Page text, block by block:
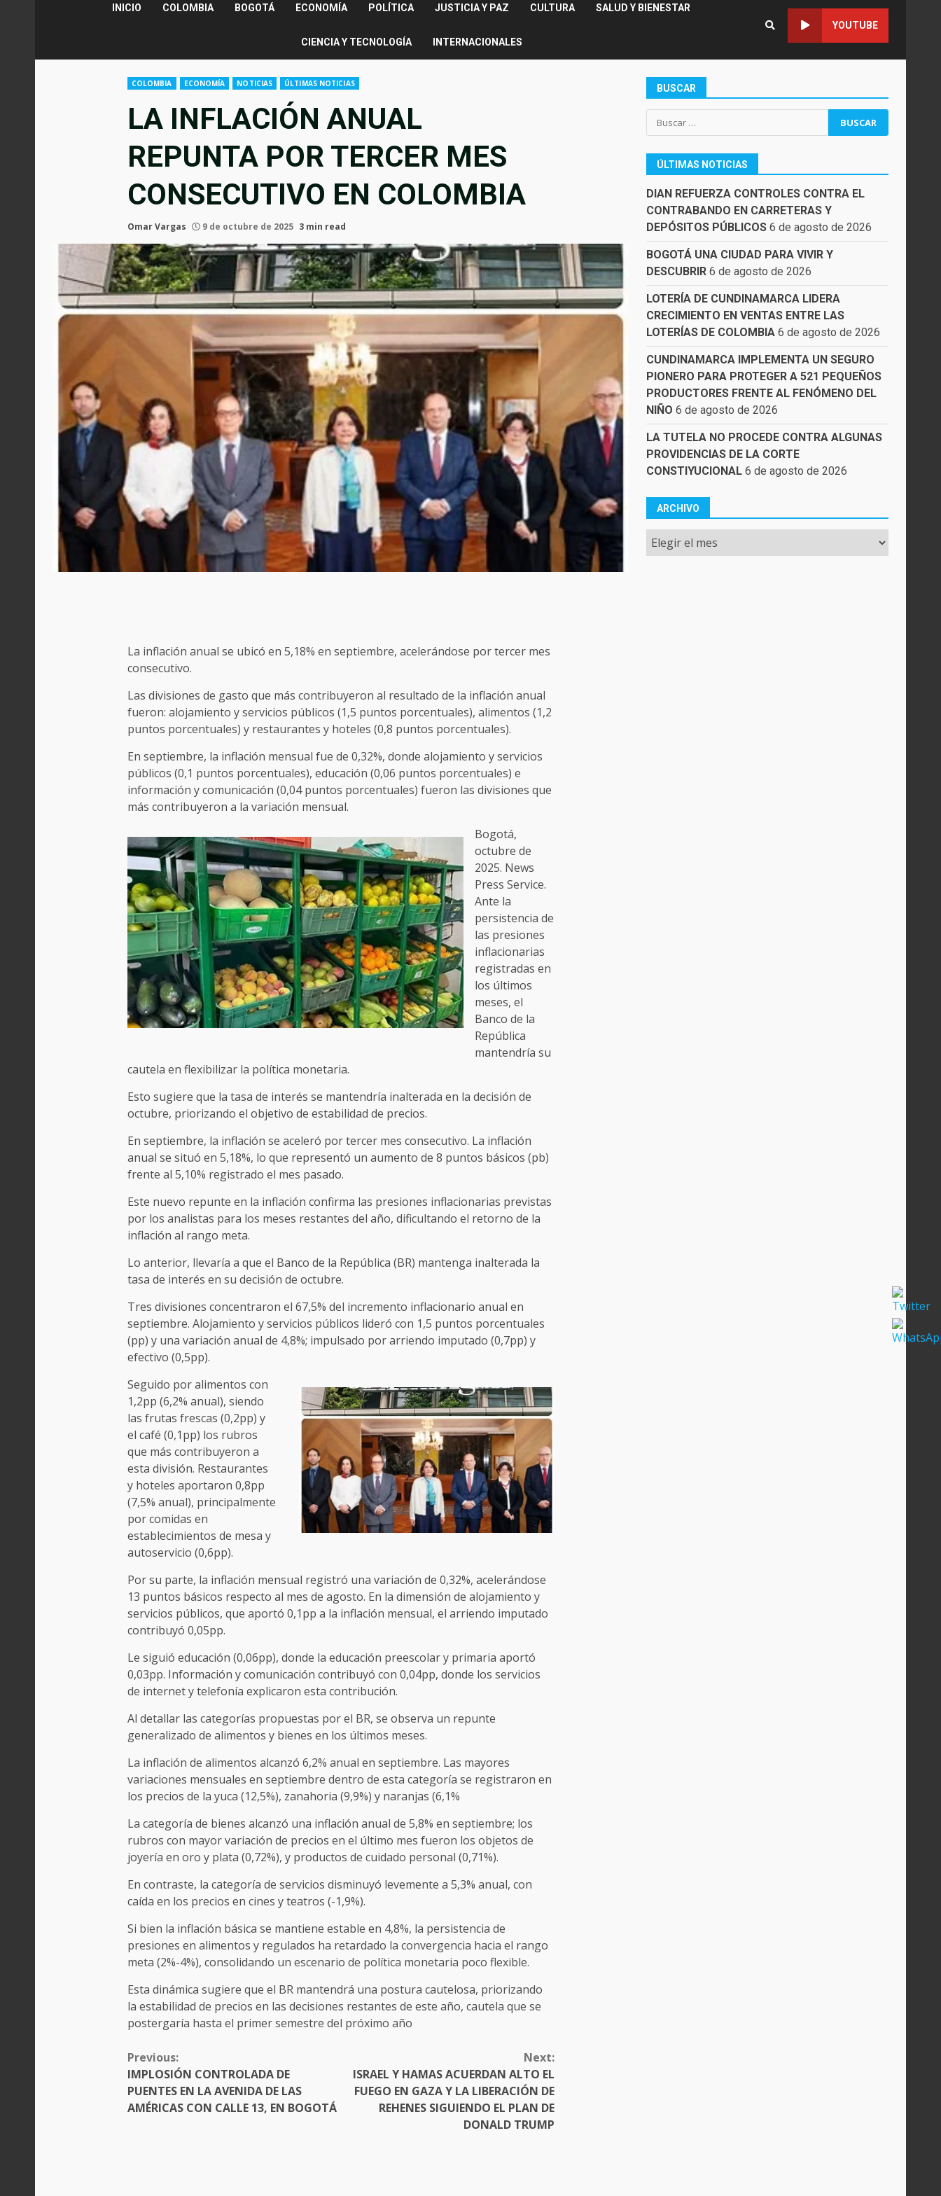
INICIO COLOMBIA BOGOTÁ ECONOMÍA POLÍTICA JUSTICIA Y PAZ CULTURA SALUD Y BIENESTAR
CIENCIA Y TECNOLOGÍA INTERNACIONALES
YOUTUBE
COLOMBIA ECONOMÍA NOTICIAS ÚLTIMAS NOTICIAS
LA INFLACIÓN ANUAL
REPUNTA POR TERCER MES
CONSECUTIVO EN COLOMBIA
Omar Vargas 9 de octubre de 2025 3 min read
La inflación anual se ubicó en 5,18% en septiembre, acelerándose por tercer mes
consecutivo.
Las divisiones de gasto que más contribuyeron al resultado de la inflación anual
fueron: alojamiento y servicios públicos (1,5 puntos porcentuales), alimentos (1,2
puntos porcentuales) y restaurantes y hoteles (0,8 puntos porcentuales).
En septiembre, la inflación mensual fue de 0,32%, donde alojamiento y servicios
públicos (0,1 puntos porcentuales), educación (0,06 puntos porcentuales) e
información y comunicación (0,04 puntos porcentuales) fueron las divisiones que
más contribuyeron a la variación mensual.
Bogotá,
octubre de
2025. News
Press Service.
Ante la
persistencia de
las presiones
inflacionarias
registradas en
los últimos
meses, el
Banco de la
República
mantendría su
cautela en flexibilizar la política monetaria.
Esto sugiere que la tasa de interés se mantendría inalterada en la decisión de
octubre, priorizando el objetivo de estabilidad de precios.
En septiembre, la inflación se aceleró por tercer mes consecutivo. La inflación
anual se situó en 5,18%, lo que representó un aumento de 8 puntos básicos (pb)
frente al 5,10% registrado el mes pasado.
Este nuevo repunte en la inflación confirma las presiones inflacionarias previstas
por los analistas para los meses restantes del año, dificultando el retorno de la
inflación al rango meta.
Lo anterior, llevaría a que el Banco de la República (BR) mantenga inalterada la
tasa de interés en su decisión de octubre.
Tres divisiones concentraron el 67,5% del incremento inflacionario anual en
septiembre. Alojamiento y servicios públicos lideró con 1,5 puntos porcentuales
(pp) y una variación anual de 4,8%; impulsado por arriendo imputado (0,7pp) y
efectivo (0,5pp).
Seguido por alimentos con
1,2pp (6,2% anual), siendo
las frutas frescas (0,2pp) y
el café (0,1pp) los rubros
que más contribuyeron a
esta división. Restaurantes
y hoteles aportaron 0,8pp
(7,5% anual), principalmente
por comidas en
establecimientos de mesa y
autoservicio (0,6pp).
Por su parte, la inflación mensual registró una variación de 0,32%, acelerándose
13 puntos básicos respecto al mes de agosto. En la dimensión de alojamiento y
servicios públicos, que aportó 0,1pp a la inflación mensual, el arriendo imputado
contribuyó 0,05pp.
Le siguió educación (0,06pp), donde la educación preescolar y primaria aportó
0,03pp. Información y comunicación contribuyó con 0,04pp, donde los servicios
de internet y telefonía explicaron esta contribución.
Al detallar las categorías propuestas por el BR, se observa un repunte
generalizado de alimentos y bienes en los últimos meses.
La inflación de alimentos alcanzó 6,2% anual en septiembre. Las mayores
variaciones mensuales en septiembre dentro de esta categoría se registraron en
los precios de la yuca (12,5%), zanahoria (9,9%) y naranjas (6,1%
La categoría de bienes alcanzó una inflación anual de 5,8% en septiembre; los
rubros con mayor variación de precios en el último mes fueron los objetos de
joyería en oro y plata (0,72%), y productos de cuidado personal (0,71%).
En contraste, la categoría de servicios disminuyó levemente a 5,3% anual, con
caída en los precios en cines y teatros (-1,9%).
Si bien la inflación básica se mantiene estable en 4,8%, la persistencia de
presiones en alimentos y regulados ha retardado la convergencia hacia el rango
meta (2%-4%), consolidando un escenario de política monetaria poco flexible.
Esta dinámica sugiere que el BR mantendrá una postura cautelosa, priorizando
la estabilidad de precios en las decisiones restantes de este año, cautela que se
postergaría hasta el primer semestre del próximo año
CONTINUE
READING
Previous:
IMPLOSIÓN CONTROLADA DE
PUENTES EN LA AVENIDA DE LAS
AMÉRICAS CON CALLE 13, EN BOGOTÁ
Next:
ISRAEL Y HAMAS ACUERDAN ALTO EL
FUEGO EN GAZA Y LA LIBERACIÓN DE
REHENES SIGUIENDO EL PLAN DE
DONALD TRUMP
BUSCAR
Buscar:
ÚLTIMAS NOTICIAS
DIAN REFUERZA CONTROLES CONTRA EL
CONTRABANDO EN CARRETERAS Y
DEPÓSITOS PÚBLICOS 6 de agosto de 2026
BOGOTÁ UNA CIUDAD PARA VIVIR Y
DESCUBRIR 6 de agosto de 2026
LOTERÍA DE CUNDINAMARCA LIDERA
CRECIMIENTO EN VENTAS ENTRE LAS
LOTERÍAS DE COLOMBIA 6 de agosto de 2026
CUNDINAMARCA IMPLEMENTA UN SEGURO
PIONERO PARA PROTEGER A 521 PEQUEÑOS
PRODUCTORES FRENTE AL FENÓMENO DEL
NIÑO 6 de agosto de 2026
LA TUTELA NO PROCEDE CONTRA ALGUNAS
PROVIDENCIAS DE LA CORTE
CONSTIYUCIONAL 6 de agosto de 2026
ARCHIVO
Archivo